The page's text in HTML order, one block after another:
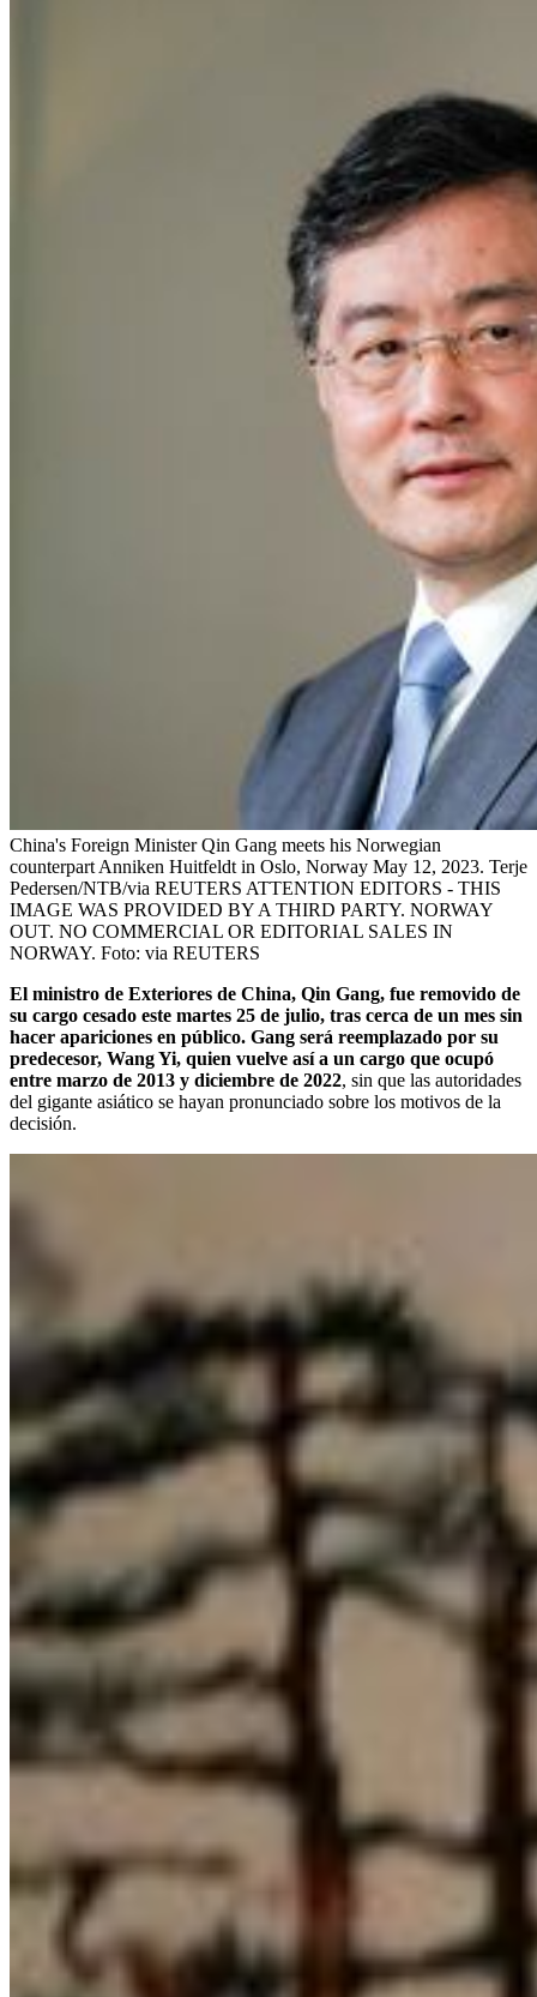
China's Foreign Minister Qin Gang meets his Norwegian
counterpart Anniken Huitfeldt in Oslo, Norway May 12, 2023. Terje
Pedersen/NTB/via REUTERS ATTENTION EDITORS - THIS
IMAGE WAS PROVIDED BY A THIRD PARTY. NORWAY
OUT. NO COMMERCIAL OR EDITORIAL SALES IN
NORWAY. Foto: via REUTERS
El ministro de Exteriores de China, Qin Gang, fue removido de
su cargo cesado este martes 25 de julio, tras cerca de un mes sin
hacer apariciones en público. Gang será reemplazado por su
predecesor, Wang Yi, quien vuelve así a un cargo que ocupó
entre marzo de 2013 y diciembre de 2022, sin que las autoridades
del gigante asiático se hayan pronunciado sobre los motivos de la
decisión.